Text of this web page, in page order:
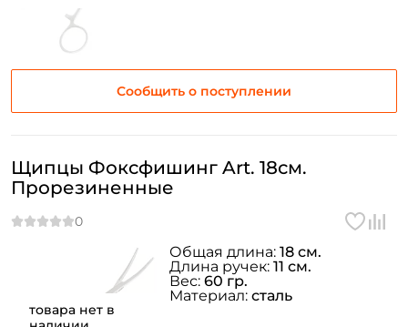
Сообщить о поступлении
товара нет в
Щипцы Фоксфишинг Art. 18см.
Прорезиненные
Общая длина: 18 см.
Длина ручек: 11 см.
Вес: 60 гр.
Материал: сталь